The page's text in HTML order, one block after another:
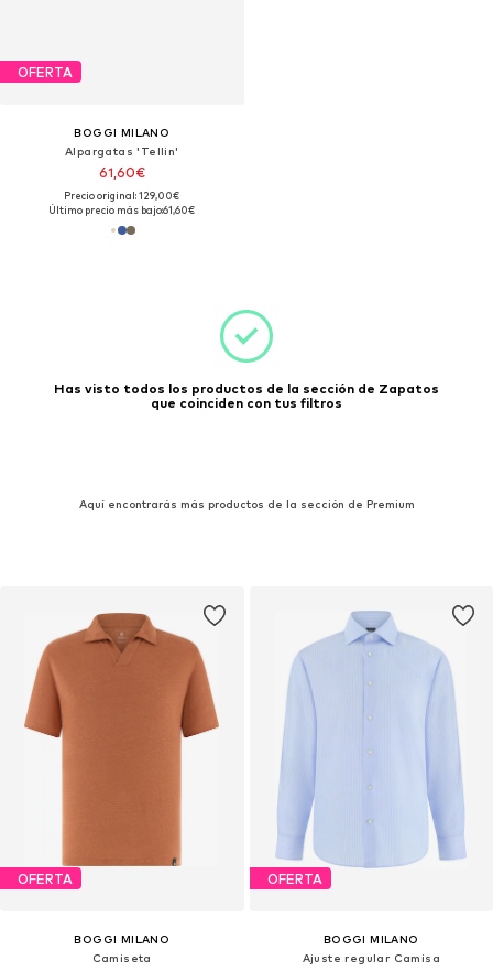
OFERTA
BOGGI MILANO
Alpargatas 'Tellin'
61,60€
Precio original: 129,00€
Último precio más bajo:61,60€
Has visto todos los productos de la sección de Zapatos
que coinciden con tus filtros
Aquí encontrarás más productos de la sección de Premium
OFERTA
BOGGI MILANO
Camiseta
OFERTA
BOGGI MILANO
Ajuste regular Camisa